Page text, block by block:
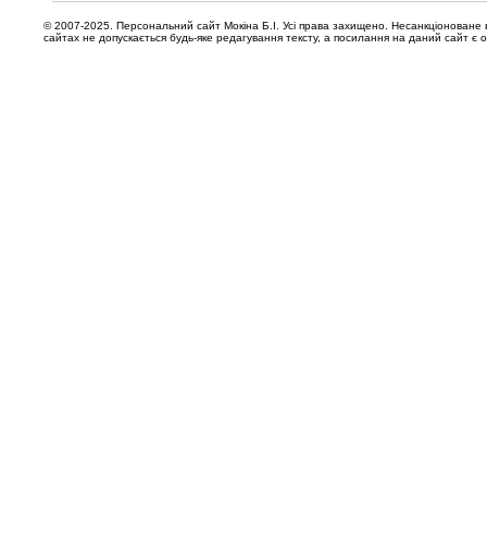
© 2007-2025. Персональний сайт Мокіна Б.І. Усі права захищено. Несанкціоноване
сайтах не допускається будь-яке редагування тексту, а посилання на даний сайт є